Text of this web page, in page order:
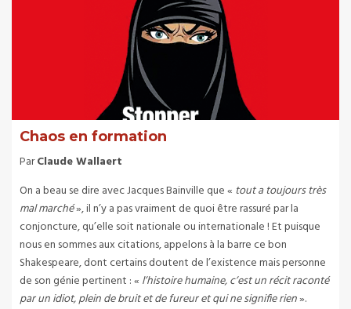
Chaos en formation
ParClaude Wallaert
On a beau se dire avec Jacques Bainville que « tout a toujours très
mal marché», il n’y a pas vraiment de quoi être rassuré par la
conjoncture, qu’elle soit nationale ou internationale ! Et puisque
nous en sommes aux citations, appelons à la barre ce bon
Shakespeare, dont certains doutent de l’existence mais personne
de son génie pertinent : « l’histoire humaine, c’est un récit raconté
par un idiot, plein de bruit et de fureur et qui ne signifie rien».